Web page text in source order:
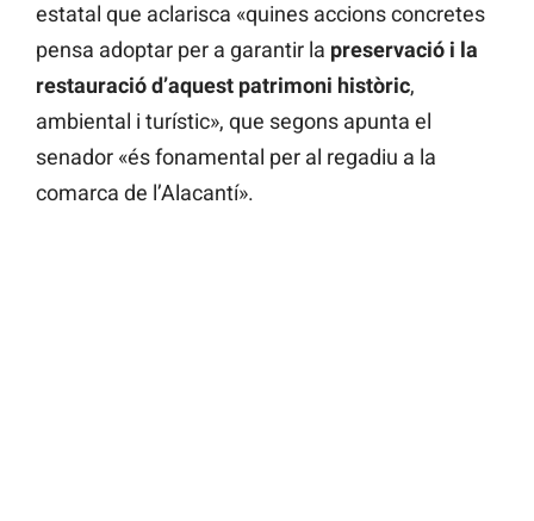
estatal que aclarisca «quines accions concretes
pensa adoptar per a garantir la preservació i la
restauració d’aquest patrimoni històric,
ambiental i turístic», que segons apunta el
senador «és fonamental per al regadiu a la
comarca de l’Alacantí».